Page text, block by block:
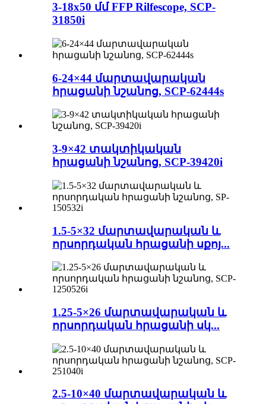
3-18x50 մմ FFP Rilfescope, SCP-
31850i
6-24×44 մարտավարական
հրացանի նշանոց, SCP-62444s
3-9×42 տակտիկական
հրացանի նշանոց, SCP-39420i
1.5-5×32 մարտավարական և
որսորդական հրացանի սքոյ...
1.25-5×26 մարտավարական և
որսորդական հրացանի սկ...
2.5-10×40 մարտավարական և